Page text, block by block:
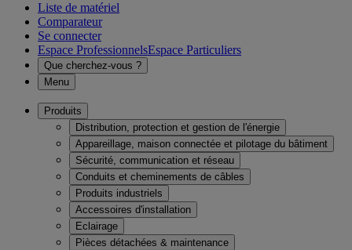
Liste de matériel
Comparateur
Se connecter
Espace ProfessionnelsEspace Particuliers
Que cherchez-vous ?
Menu
Produits
Distribution, protection et gestion de l'énergie
Appareillage, maison connectée et pilotage du bâtiment
Sécurité, communication et réseau
Conduits et cheminements de câbles
Produits industriels
Accessoires d'installation
Eclairage
Pièces détachées & maintenance